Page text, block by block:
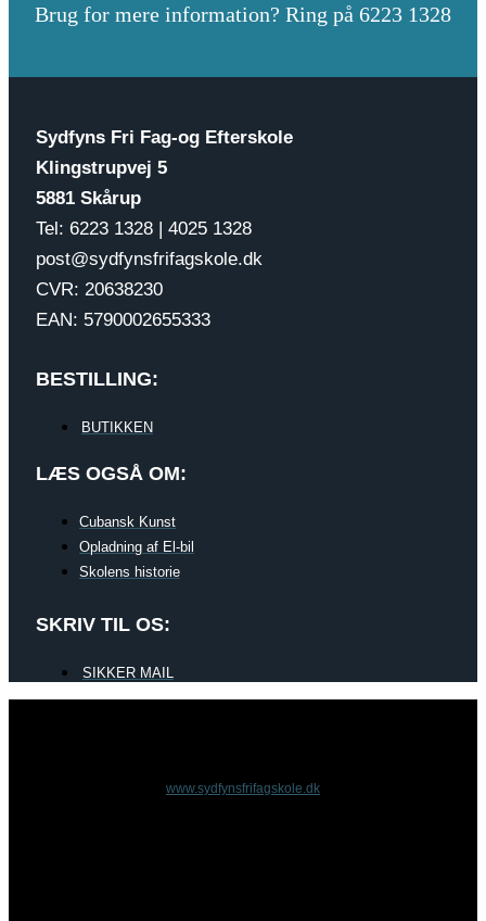
Brug for mere information? Ring på 6223 1328
Sydfyns Fri Fag-og Efterskole
Klingstrupvej 5
5881 Skårup
Tel: 6223 1328 | 4025 1328
post@sydfynsfrifagskole.dk
CVR: 20638230
EAN: 5790002655333
BESTILLING:
BUTIKKEN
LÆS OGSÅ OM:
Cubansk Kunst
Opladning af El-bil
Skolens historie
SKRIV TIL OS:
SIKKER MAIL
www.sydfynsfrifagskole.dk